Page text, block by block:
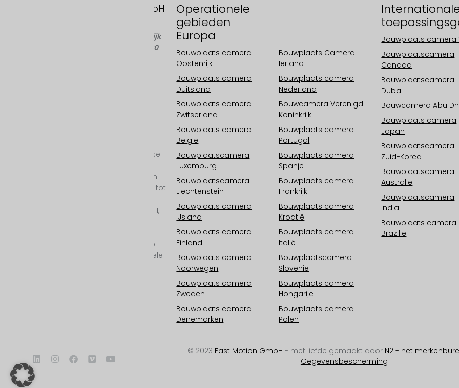
FAST MOTION GmbH
A-8045 Graz, Oostenrijk
Telefoon: +43 676 66 20
bouwplaatscamera's,
bouwplaats time-lapse
documentaire in 2D en
ECHT 3D van 6K/25mp tot
Buitencamera met WIFI,
bewaking, all-inclusive
service en professionele
Operationele
gebieden
Europa
Bouwplaats camera
Oostenrijk
Bouwplaats camera
Duitsland
Bouwplaats camera
Zwitserland
Bouwplaats camera
België
Bouwplaatscamera
Luxemburg
Bouwplaatscamera
Liechtenstein
Bouwplaats camera
IJsland
Bouwplaats camera
Finland
Bouwplaats camera
Noorwegen
Bouwplaats camera
Zweden
Bouwplaats camera
Denemarken
Bouwplaats Camera
Ierland
Bouwplaats camera
Nederland
Bouwcamera Verenigd
Koninkrijk
Bouwplaats camera
Portugal
Bouwplaats camera
Spanje
Bouwplaats camera
Frankrijk
Bouwplaats camera
Kroatië
Bouwplaats camera
Italië
Bouwplaatscamera
Slovenië
Bouwplaats camera
Hongarije
Bouwplaats camera
Polen
Bouwplaats camera
Bouwplaatscamera
Canada
Bouwplaatscamera
Dubai
Bouwcamera Abu
Bouwplaats camera
Japan
Bouwplaatscamera
Zuid-Korea
Bouwplaatscamera
Australië
Bouwplaatscamera
India
Bouwplaats camera
Brazilië
© 2023 Fast Motion GmbH - met liefde gemaakt door N2 - het
Gegevensbescherming